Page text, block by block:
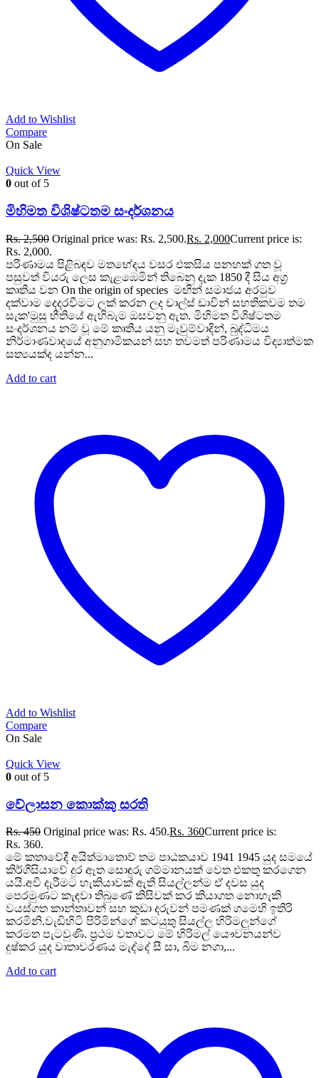
Add to Wishlist
Compare
On Sale
Quick View
0 out of 5
මිහිමත විශිෂ්ටතම සංදර්ශනය
Rs.2,500 Original price was: Rs. 2,500.Rs. 2,000Current price is:
Rs. 2,000.
පරිණාමය පිළිබඳව මතභේදය වසර එකසිය පනහක් ගත වූ
පසුවත් වියරු ලෙස කැළඹෙමින් තිබෙනු දැක 1850 දී සිය අග්‍ර
කෘතිය වන On the origin of species මඟින් සමාජය අරටුව
දක්වාම දෙදරවීමට ලක් කරන ලද චාල්ස් ඩාවින් සහතිකවම තම
සැක'මුසු භීතියේ ඇහිබැම ඔසවනු ඇත. මිහිමත විශිෂ්ටතම
සංදර්ශනය නම් වූ මේ කෘතිය යනු මැවුම්වාදින්, බුද්ධිමය
නිර්මාණවාදයේ අනුගාමිකයන් සහ තවමත් පරිණාමය විද්‍යාත්මක
සත්‍යයක්ද යන්න...
Add to cart
Add to Wishlist
Compare
On Sale
Quick View
0 out of 5
වේලාසන කොක්කු සරති
Rs.450 Original price was: Rs. 450.Rs. 360Current price is:
Rs. 360.
මේ කතාවේදී අයිත්මාතොව් තම පාඨකයාව 1941 1945 යුද සමයේ
කිර්ගීසියාවේ දුර ඈත සොඳුරු ගම්මානයක් වෙත එකතු කරගෙන
යයි.අවි දැරීමට හැකියාවක් ඇති සියල්ලන්ම ඒ දවස යුද
පෙරමුණට කැඳවා තිබුණේ කිසිවක් කර කියාගත නොහැකි
වයස්ගත කාන්තාවන් සහ කුඩා දරුවන් පමණක් ගමෙහි ඉතිරි
කරමිනි.වැඩිහිටි පිරිමින්ගේ කටයුතු සියල්ල හිරිමලුන්ගේ
කරමත පැටවුණි. ප්‍රථම වතාවට මේ හිරිමල් යෞවනයන්ව
දුෂ්කර යුද වාතාවරණය මැද්දේ සී සා, බිම නගා,...
Add to cart